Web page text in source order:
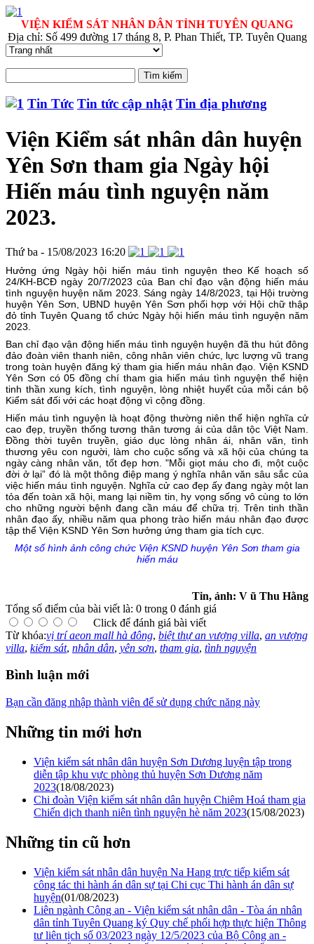
VIỆN KIỂM SÁT NHÂN DÂN TỈNH TUYÊN QUANG
Địa chỉ: Số 499 đường 17 tháng 8, P. Phan Thiết, TP. Tuyên Quang
Tin Tức Tin tức cập nhật Tin địa phương
Viện Kiểm sát nhân dân huyện
Yên Sơn tham gia Ngày hội
Hiến máu tình nguyện năm
2023.
Thứ ba - 15/08/2023 16:20
Hưởng ứng Ngày hội hiến máu tình nguyện theo Kế hoạch số
24/KH-BCĐ ngày 20/7/2023 của Ban chỉ đạo vận động hiến máu
tình nguyện huyện năm 2023. Sáng ngày 14/8/2023, tại Hội trường
huyện Yên Sơn, UBND huyện Yên Sơn phối hợp với Hội chữ thập
đỏ tỉnh Tuyên Quang tổ chức Ngày hội hiến máu tình nguyện năm
2023.
Ban chỉ đạo vận động hiến máu tình nguyện huyện đã thu hút đông
đảo đoàn viên thanh niên, công nhân viên chức, lực lượng vũ trang
trong toàn huyện đăng ký tham gia hiến máu nhân đạo. Viện KSND
Yên Sơn có 05 đồng chí tham gia hiến máu tình nguyện thể hiện
tinh thần xung kích, tình nguyện, lòng nhiệt huyết của mỗi cán bộ
Kiểm sát đối với các hoạt động vì cộng đồng.
Hiến máu tình nguyện là hoạt động thường niên thể hiện nghĩa cử
cao đẹp, truyền thống tương thân tương ái của dân tộc Việt Nam.
Đồng thời tuyên truyền, giáo dục lòng nhân ái, nhân văn, tình
thương yêu con người, làm cho cuộc sống và xã hội của chúng ta
ngày càng nhân văn, tốt đẹp hơn. "Mỗi giọt máu cho đi, một cuộc
đời ở lại” đó là một thông điệp mang ý nghĩa nhân văn sâu sắc của
việc hiến máu tình nguyện. Nghĩa cử cao đẹp ấy đang ngày một lan
tỏa đến toàn xã hội, mang lại niềm tin, hy vọng sống vô cùng to lớn
cho những người bệnh đang cần máu để chữa trị. Trên tinh thần
nhân đạo ấy, nhiều năm qua phong trào hiến máu nhân đạo được
tập thể Viện KSND Yên Sơn hưởng ứng tham gia tích cực.
Một số hình ảnh công chức Viện KSND huyện Yên Sơn tham gia
hiến máu
Tin, ảnh: V ũ Thu Hằng
Tổng số điểm của bài viết là: 0 trong 0 đánh giá
Click để đánh giá bài viết
Từ khóa:vị trí aeon mall hà đông, biệt thự an vượng villa, an vượng
villa, kiểm sát, nhân dân, yên sơn, tham gia, tình nguyện
Bình luận mới
Bạn cần đăng nhập thành viên để sử dụng chức năng này
Những tin mới hơn
Viện kiểm sát nhân dân huyện Sơn Dương luyện tập trong
diễn tập khu vực phòng thủ huyện Sơn Dương năm
2023(18/08/2023)
Chi đoàn Viện kiểm sát nhân dân huyện Chiêm Hoá tham gia
Chiến dịch thanh niên tình nguyện hè năm 2023(15/08/2023)
Những tin cũ hơn
Viện kiểm sát nhân dân huyện Na Hang trực tiếp kiểm sát
công tác thi hành án dân sự tại Chi cục Thi hành án dân sự
huyện(01/08/2023)
Liên ngành Công an - Viện kiểm sát nhân dân - Tòa án nhân
dân tỉnh Tuyên Quang ký Quy chế phối hợp thực hiện Thông
tư liên tịch số 03/2023 ngày 12/5/2023 của Bộ Công an -